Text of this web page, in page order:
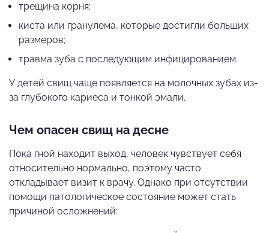
трещина корня;
киста или гранулема, которые достигли больших
размеров;
травма зуба с последующим инфицированием.
У детей свищ чаще появляется на молочных зубах из-
за глубокого кариеса и тонкой эмали.
Чем опасен свищ на десне
Пока гной находит выход, человек чувствует себя
относительно нормально, поэтому часто
откладывает визит к врачу. Однако при отсутствии
помощи патологическое состояние может стать
причиной осложнений: